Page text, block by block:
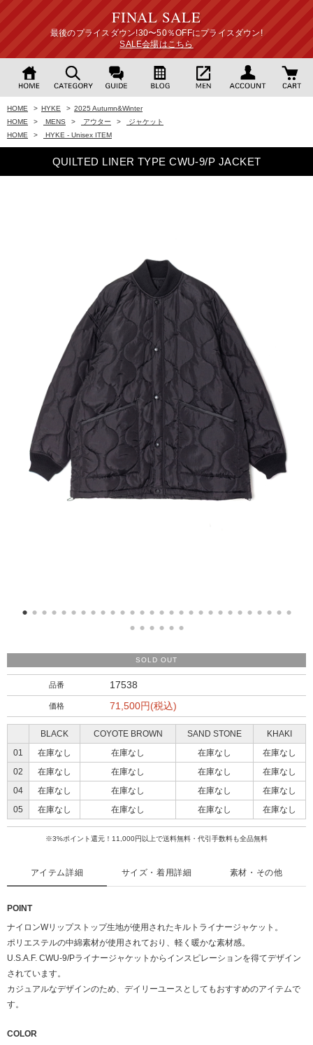
FINAL SALE
最後のプライスダウン!30〜50％OFFにプライスダウン!
SALE会場はこちら
HOME > HYKE > 2025 Autumn&Winter
HOME
> MENS > アウター >
ジャケット
HOME
> HYKE - Unisex ITEM
QUILTED LINER TYPE CWU-9/P JACKET
SOLD OUT
品番 17538
価格 71,500円(税込)
BLACK COYOTE BROWN SAND STONE
KHAKI
01
在庫なし 在庫なし 在庫なし
在庫なし
02
在庫なし 在庫なし 在庫なし
在庫なし
04
在庫なし 在庫なし 在庫なし
在庫なし
05
在庫なし 在庫なし 在庫なし 在庫なし
※3%ポイント還元！11,000円以上で送料無料・代引手数料も全品無料
アイテム詳細
POINT
ナイロンWリップストップ生地が使用されたキルトライナージャケット。
ポリエステルの中綿素材が使用されており、軽く暖かな素材感。
U.S.A.F. CWU-9/Pライナージャケットからインスピレーションを得てデザイン
されています。
カジュアルなデザインのため、デイリーユースとしてもおすすめのアイテムで
す。
COLOR
サイズ・着用詳細 素材・その他